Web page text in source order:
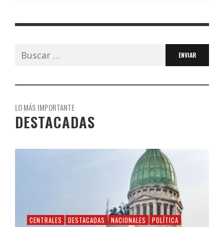
Buscar:
LO MÁS IMPORTANTE
DESTACADAS
CENTRALES DESTACADAS NACIONALES POLÍTICA